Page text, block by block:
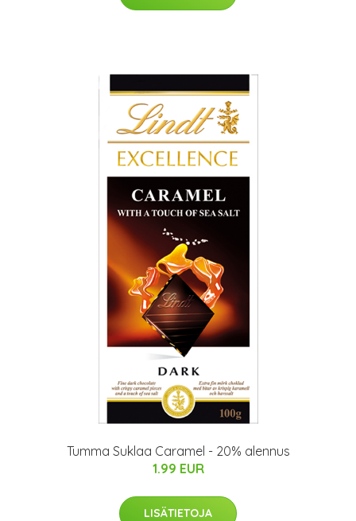
Tumma Suklaa Caramel - 20% alennus
1.99 EUR
LISÄTIETOJA